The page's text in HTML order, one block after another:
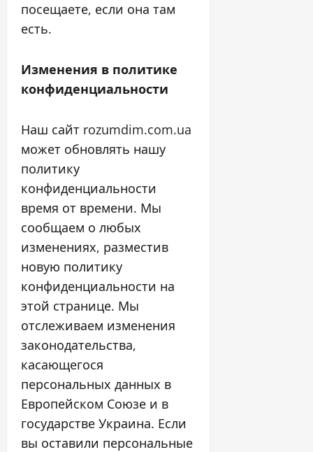
посещаете, если она там
есть.
Изменения в политике
конфиденциальности
Наш сайт rozumdim.com.ua
может обновлять нашу
политику
конфиденциальности
время от времени. Мы
сообщаем о любых
изменениях, разместив
новую политику
конфиденциальности на
этой странице. Мы
отслеживаем изменения
законодательства,
касающегося
персональных данных в
Европейском Союзе и в
государстве Украина. Если
вы оставили персональные